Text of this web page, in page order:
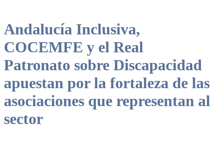
Andalucía Inclusiva,
COCEMFE y el Real
Patronato sobre Discapacidad
apuestan por la fortaleza de las
asociaciones que representan al
sector